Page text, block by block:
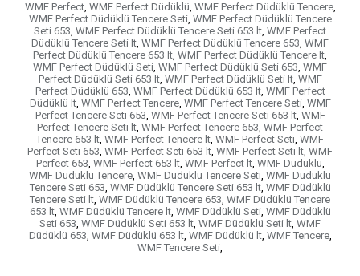
WMF Perfect, WMF Perfect Düdüklü, WMF Perfect Düdüklü Tencere,
WMF Perfect Düdüklü Tencere Seti, WMF Perfect Düdüklü Tencere
Seti 653, WMF Perfect Düdüklü Tencere Seti 653 lt, WMF Perfect
Düdüklü Tencere Seti lt, WMF Perfect Düdüklü Tencere 653, WMF
Perfect Düdüklü Tencere 653 lt, WMF Perfect Düdüklü Tencere lt,
WMF Perfect Düdüklü Seti, WMF Perfect Düdüklü Seti 653, WMF
Perfect Düdüklü Seti 653 lt, WMF Perfect Düdüklü Seti lt, WMF
Perfect Düdüklü 653, WMF Perfect Düdüklü 653 lt, WMF Perfect
Düdüklü lt, WMF Perfect Tencere, WMF Perfect Tencere Seti, WMF
Perfect Tencere Seti 653, WMF Perfect Tencere Seti 653 lt, WMF
Perfect Tencere Seti lt, WMF Perfect Tencere 653, WMF Perfect
Tencere 653 lt, WMF Perfect Tencere lt, WMF Perfect Seti, WMF
Perfect Seti 653, WMF Perfect Seti 653 lt, WMF Perfect Seti lt, WMF
Perfect 653, WMF Perfect 653 lt, WMF Perfect lt, WMF Düdüklü,
WMF Düdüklü Tencere, WMF Düdüklü Tencere Seti, WMF Düdüklü
Tencere Seti 653, WMF Düdüklü Tencere Seti 653 lt, WMF Düdüklü
Tencere Seti lt, WMF Düdüklü Tencere 653, WMF Düdüklü Tencere
653 lt, WMF Düdüklü Tencere lt, WMF Düdüklü Seti, WMF Düdüklü
Seti 653, WMF Düdüklü Seti 653 lt, WMF Düdüklü Seti lt, WMF
Düdüklü 653, WMF Düdüklü 653 lt, WMF Düdüklü lt, WMF Tencere,
WMF Tencere Seti,